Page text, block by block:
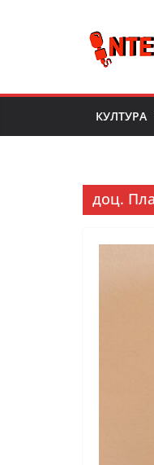
КУЛТУРА
доц.